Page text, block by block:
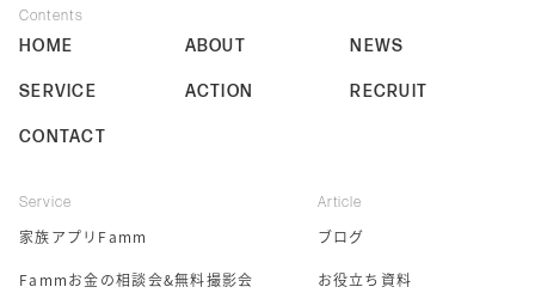
Contents
HOME ABOUT NEWS
SERVICE ACTION RECRUIT
CONTACT
Service
家族アプリFamm
Fammお金の相談会&無料撮影会
Article
ブログ
お役立ち資料